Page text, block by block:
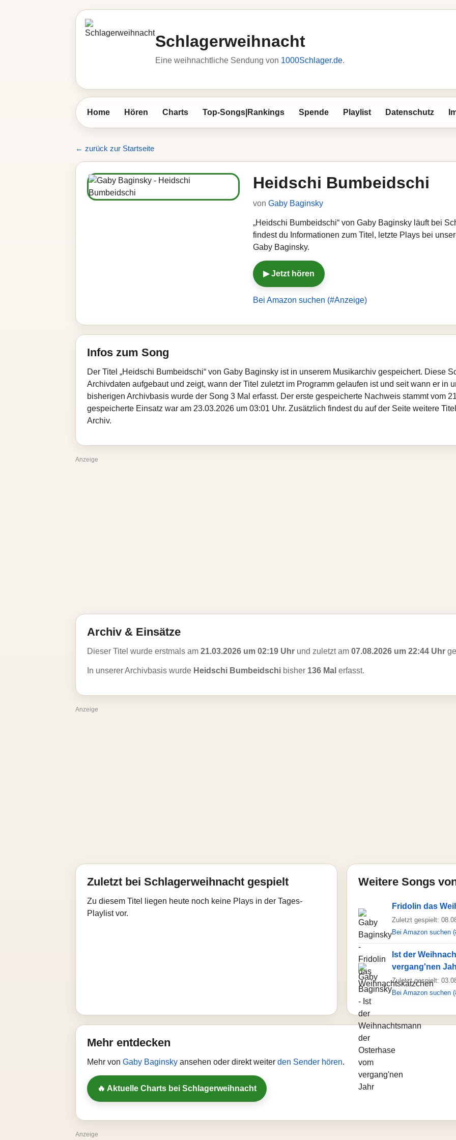
Schlagerweihnacht
Eine weihnachtliche Sendung von 1000Schlager.de.
Home Hören Charts Top-Songs|Rankings Spende Playlist Datenschutz
← zurück zur Startseite
Heidschi Bumbeidschi
von Gaby Baginsky
„Heidschi Bumbeidschi“ von Gaby Baginsky läuft bei
findest du Informationen zum Titel, letzte Plays bei
Gaby Baginsky.
▶ Jetzt hören
Bei Amazon suchen (#Anzeige)
Infos zum Song
Der Titel „Heidschi Bumbeidschi“ von Gaby Baginsky ist in unserem Musikarchiv gespeichert. Diese
Archivdaten aufgebaut und zeigt, wann der Titel zuletzt im Programm gelaufen ist und seit wann er in
bisherigen Archivbasis wurde der Song 3 Mal erfasst. Der erste gespeicherte Nachweis stammt vom
gespeicherte Einsatz war am 23.03.2026 um 03:01 Uhr. Zusätzlich findest du auf der Seite weitere
Archiv.
Anzeige
Archiv & Einsätze
Dieser Titel wurde erstmals am 21.03.2026 um 02:19 Uhr und zuletzt am 07.08.2026 um 22:44 Uhr
In unserer Archivbasis wurde Heidschi Bumbeidschi bisher 136 Mal erfasst.
Anzeige
Zuletzt bei Schlagerweihnacht gespielt
Zu diesem Titel liegen heute noch keine Plays in der Tages-
Playlist vor.
Weitere Songs
Fridolin das
Zuletzt gespielt:
Bei Amazon suchen
Ist der
vergang'nen
Zuletzt gespielt:
Bei Amazon suchen
Mehr entdecken
Mehr von Gaby Baginsky ansehen oder direkt weiter den Sender hören.
🔥 Aktuelle Charts bei Schlagerweihnacht
Anzeige